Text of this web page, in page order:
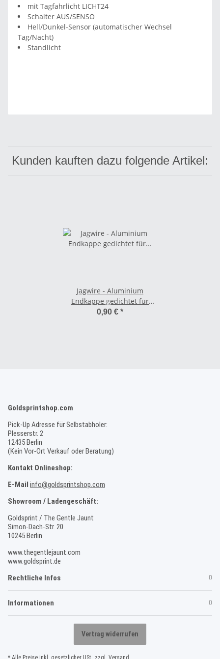
mit Tagfahrlicht LICHT24
Schalter AUS/SENSO
Hell/Dunkel-Sensor (automatischer Wechsel
Tag/Nacht)
Standlicht
Kunden kauften dazu folgende Artikel:
Jagwire - Aluminium
Endkappe gedichtet für
Schaltzughülle - 4,0 mm
0,90 € *
Goldsprintshop.com
Pick-Up Adresse für Selbstabholer:
Plesserstr. 2
12435 Berlin
(Kein Vor-Ort Verkauf oder Beratung)
Kontakt Onlineshop:
E-Mail info@goldsprintshop.com
Showroom / Ladengeschäft:
Goldsprint / The Gentle Jaunt
Simon-Dach-Str. 20
10245 Berlin
www.thegentlejaunt.com
www.goldsprint.de
Rechtliche Infos
Informationen
Vertrag widerrufen
* Alle Preise inkl. gesetzlicher USt., zzgl. Versand